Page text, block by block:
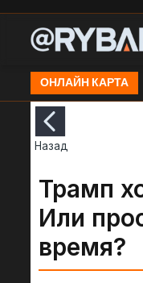
ОНЛАЙН КАРТА
ВСУ в Орехове
Назад
Трамп
Или
время?